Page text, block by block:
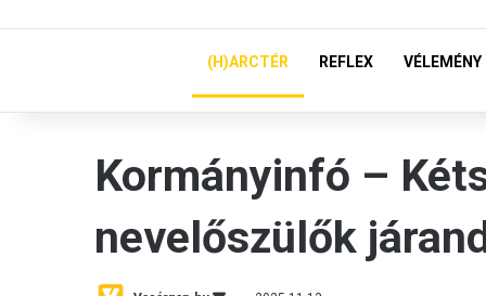
(H)ARCTÉR REFLEX VÉLEMÉNY
Kormányinfó –
nevelőszülők